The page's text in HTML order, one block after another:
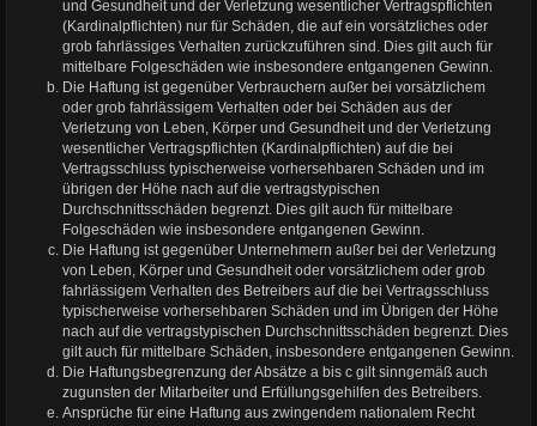
und Gesundheit und der Verletzung wesentlicher Vertragspflichten
(Kardinalpflichten) nur für Schäden, die auf ein vorsätzliches oder
grob fahrlässiges Verhalten zurückzuführen sind. Dies gilt auch für
mittelbare Folgeschäden wie insbesondere entgangenen Gewinn.
Die Haftung ist gegenüber Verbrauchern außer bei vorsätzlichem
oder grob fahrlässigem Verhalten oder bei Schäden aus der
Verletzung von Leben, Körper und Gesundheit und der Verletzung
wesentlicher Vertragspflichten (Kardinalpflichten) auf die bei
Vertragsschluss typischerweise vorhersehbaren Schäden und im
übrigen der Höhe nach auf die vertragstypischen
Durchschnittsschäden begrenzt. Dies gilt auch für mittelbare
Folgeschäden wie insbesondere entgangenen Gewinn.
Die Haftung ist gegenüber Unternehmern außer bei der Verletzung
von Leben, Körper und Gesundheit oder vorsätzlichem oder grob
fahrlässigem Verhalten des Betreibers auf die bei Vertragsschluss
typischerweise vorhersehbaren Schäden und im Übrigen der Höhe
nach auf die vertragstypischen Durchschnittsschäden begrenzt. Dies
gilt auch für mittelbare Schäden, insbesondere entgangenen Gewinn.
Die Haftungsbegrenzung der Absätze a bis c gilt sinngemäß auch
zugunsten der Mitarbeiter und Erfüllungsgehilfen des Betreibers.
Ansprüche für eine Haftung aus zwingendem nationalem Recht